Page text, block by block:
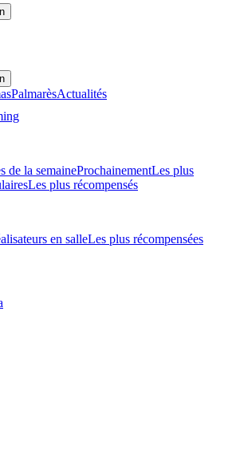
PalmarèsActualités
de la semaineProchainementLes plus
Les plus récompensés
en salleLes plus récompensées